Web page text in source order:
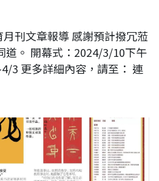
刊文章報導 感謝預計撥冗蒞
道。 開幕式：2024/3/10下午
3 更多詳細內容，請至： 連